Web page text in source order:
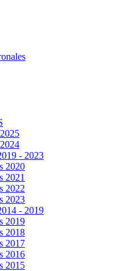
- 2023
2020
2021
2022
2023
- 2019
2019
2018
2017
2016
2015